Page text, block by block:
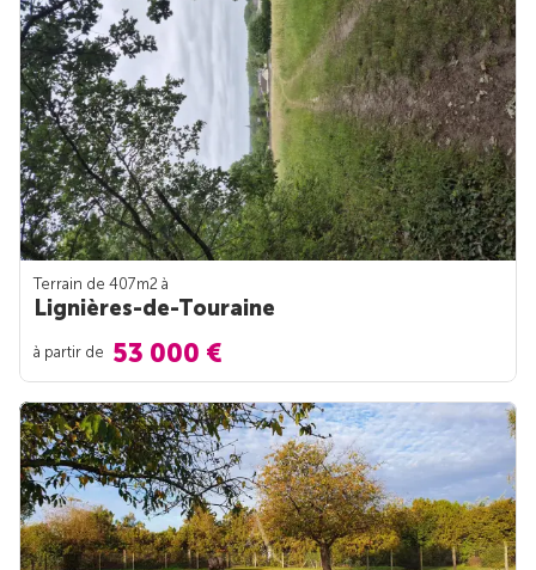
Terrain de 407m2 à
Lignières-de-Touraine
à partir de 53 000 €